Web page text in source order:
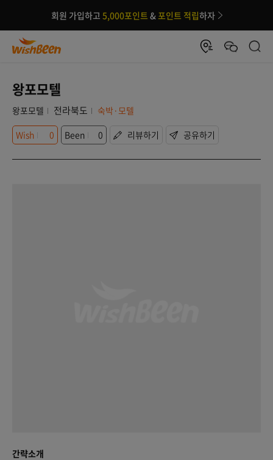
회원 가입하고 5,000포인트 &포인트 적립하자
왕포모텔
왕포모텔 전라북도
숙박·모텔
Wish
0 Been 0 리뷰하기 공유하기
간략소개